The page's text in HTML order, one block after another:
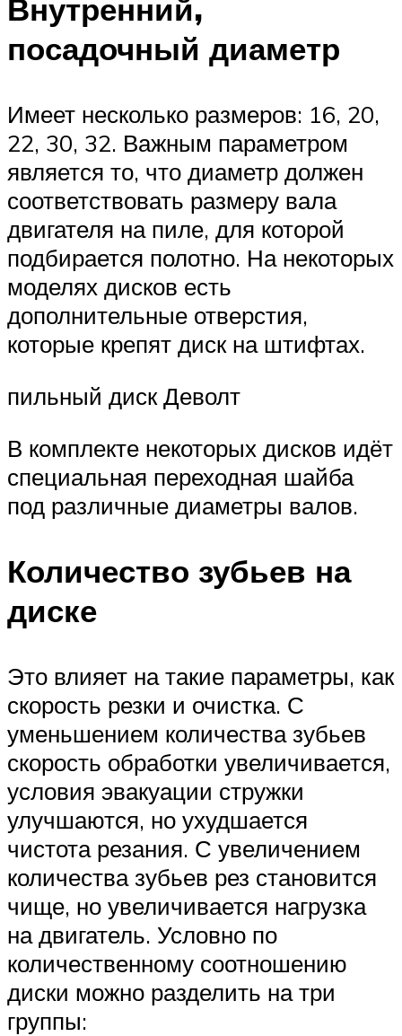
Внутренний,
посадочный диаметр
Имеет несколько размеров: 16, 20,
22, 30, 32. Важным параметром
является то, что диаметр должен
соответствовать размеру вала
двигателя на пиле, для которой
подбирается полотно. На некоторых
моделях дисков есть
дополнительные отверстия,
которые крепят диск на штифтах.
пильный диск Деволт
В комплекте некоторых дисков идёт
специальная переходная шайба
под различные диаметры валов.
Количество зубьев на
диске
Это влияет на такие параметры, как
скорость резки и очистка. С
уменьшением количества зубьев
скорость обработки увеличивается,
условия эвакуации стружки
улучшаются, но ухудшается
чистота резания. С увеличением
количества зубьев рез становится
чище, но увеличивается нагрузка
на двигатель. Условно по
количественному соотношению
диски можно разделить на три
группы: